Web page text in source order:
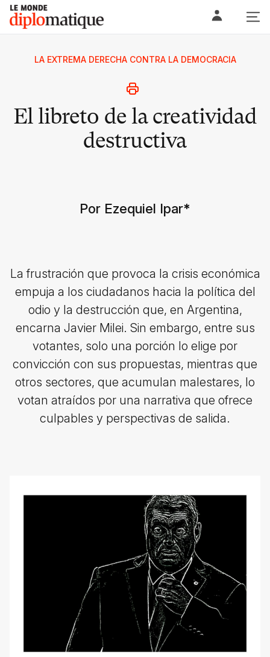
Skip
content
Le monde diplomatique
LA EXTREMA DERECHA CONTRA LA DEMOCRACIA
El libreto de la creatividad
destructiva
Por Ezequiel Ipar*
La frustración que provoca la crisis económica
empuja a los ciudadanos hacia la política del
odio y la destrucción que, en Argentina,
encarna Javier Milei. Sin embargo, entre sus
votantes, solo una porción lo elige por
convicción con sus propuestas, mientras que
otros sectores, que acumulan malestares, lo
votan atraídos por una narrativa que ofrece
culpables y perspectivas de salida.